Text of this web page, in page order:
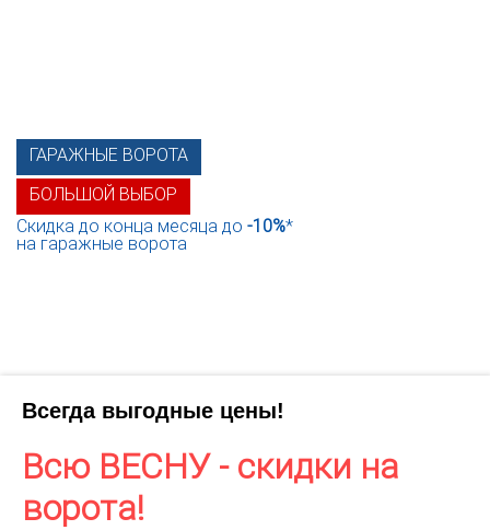
ГАРАЖНЫЕ ВОРОТА
БОЛЬШОЙ ВЫБОР
Скидка до конца месяца до -10%*
на гаражные ворота
Всегда выгодные цены!
Всю ВЕСНУ - скидки на
ворота!